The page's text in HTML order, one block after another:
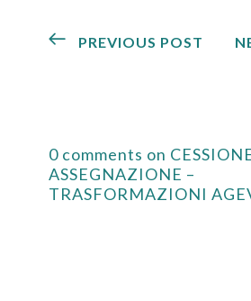
PREVIOUS POST
0 comments on
ASSEGNAZIONE –
TRASFORMAZIONI